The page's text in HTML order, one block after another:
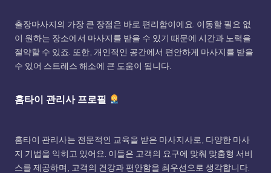
출장마사지의 가장 큰 장점은 바로 편리함이에요. 이동할 필요 없
이 원하는 장소에서 마사지를 받을 수 있기 때문에 시간과 노력을
절약할 수 있죠. 또한, 개인적인 공간에서 편안하게 마사지를 받을
수 있어 스트레스 해소에 큰 도움이 됩니다.
홈타이 관리사 프로필
홈타이 관리사는 전문적인 교육을 받은 마사지사로, 다양한 마사
지 기법을 익히고 있어요. 이들은 고객의 요구에 맞춰 맞춤형 서비
스를 제공하며, 고객의 건강과 편안함을 최우선으로 생각합니다.